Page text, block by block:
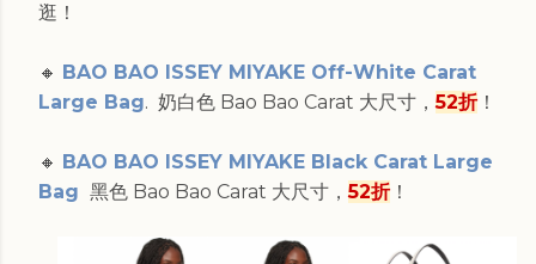
逛！
🔸 BAO BAO ISSEY MIYAKE Off-White Carat
Large Bag. 奶白色 Bao Bao Carat 大尺寸，52折！
🔸 BAO BAO ISSEY MIYAKE Black Carat Large
Bag 黑色 Bao Bao Carat 大尺寸，52折！